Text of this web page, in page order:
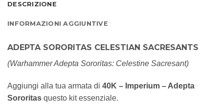
DESCRIZIONE
INFORMAZIONI AGGIUNTIVE
ADEPTA SORORITAS CELESTIAN SACRESANTS
(Warhammer Adepta Sororitas: Celestine Sacresant)
Aggiungi alla tua armata di 40K – Imperium – Adepta
Sororitas questo kit essenziale.